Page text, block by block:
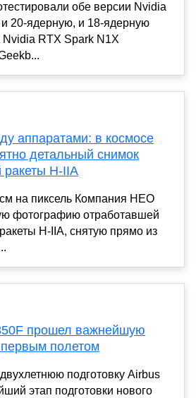
обе версии Nvidia
20-ядерную, и 18-ядерную
RTX Spark N1X
аппаратами: в космосе
детальный снимок
ракеты H-IIA
на пиксель Компания HEO
фотографию отработавшей
H-IIA, снятую прямо из
прошел важнейшую
полетом
подготовку Airbus
этап подготовки нового